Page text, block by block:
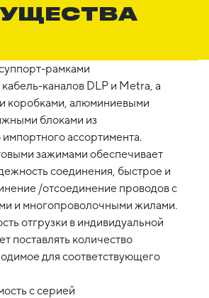
рамками
каналов DLP и Metra, а
коробками, алюминиевыми
блоками из
ассортимента.
зажимами обеспечивает
соединения, быстрое и
/отсоединение проводов с
и многопроволочными жилами.
отгрузки в индивидуальной
поставлять количество
для соответствующего
с серией